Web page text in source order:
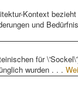
Kontext
und
für
wurden . . .